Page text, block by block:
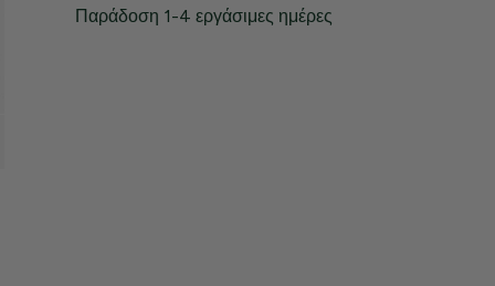
Παράδοση 1-4 εργάσιμες ημέρες